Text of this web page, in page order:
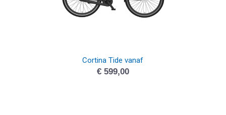
Cortina Tide vanaf
€599,00